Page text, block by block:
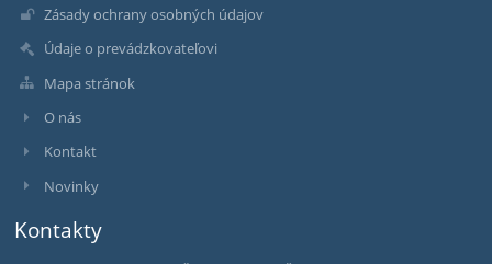
Zásady ochrany osobných údajov
Údaje o prevádzkovateľovi
Mapa stránok
O nás
Kontakt
Novinky
Kontakty